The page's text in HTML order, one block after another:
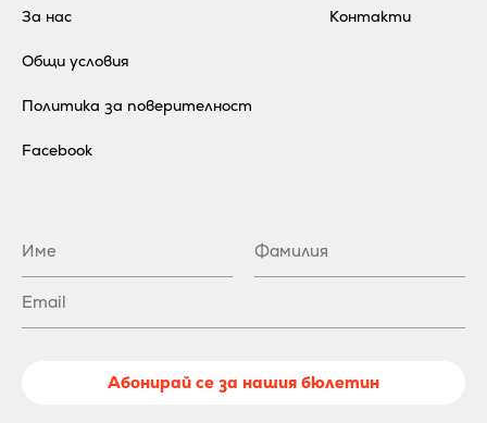
За нас
Общи условия
Политика за поверителност
Контакти
Facebook
Абонирай се за нашия бюлетин